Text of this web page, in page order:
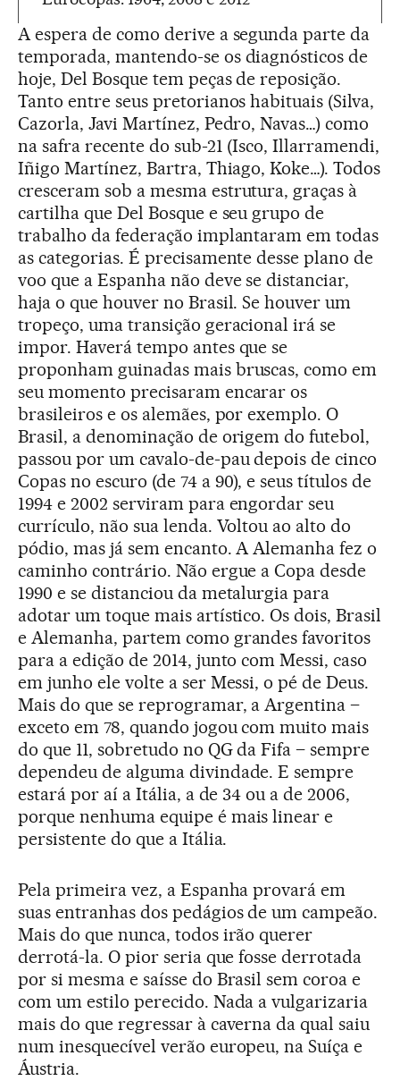
A espera de como derive a segunda parte da
temporada, mantendo-se os diagnósticos de
hoje, Del Bosque tem peças de reposição.
Tanto entre seus pretorianos habituais (Silva,
Cazorla, Javi Martínez, Pedro, Navas…) como
na safra recente do sub-21 (Isco, Illarramendi,
Iñigo Martínez, Bartra, Thiago, Koke…). Todos
cresceram sob a mesma estrutura, graças à
cartilha que Del Bosque e seu grupo de
trabalho da federação implantaram em todas
as categorias. É precisamente desse plano de
voo que a Espanha não deve se distanciar,
haja o que houver no Brasil. Se houver um
tropeço, uma transição geracional irá se
impor. Haverá tempo antes que se
proponham guinadas mais bruscas, como em
seu momento precisaram encarar os
brasileiros e os alemães, por exemplo. O
Brasil, a denominação de origem do futebol,
passou por um cavalo-de-pau depois de cinco
Copas no escuro (de 74 a 90), e seus títulos de
1994 e 2002 serviram para engordar seu
currículo, não sua lenda. Voltou ao alto do
pódio, mas já sem encanto. A Alemanha fez o
caminho contrário. Não ergue a Copa desde
1990 e se distanciou da metalurgia para
adotar um toque mais artístico. Os dois, Brasil
e Alemanha, partem como grandes favoritos
para a edição de 2014, junto com Messi, caso
em junho ele volte a ser Messi, o pé de Deus.
Mais do que se reprogramar, a Argentina –
exceto em 78, quando jogou com muito mais
do que 11, sobretudo no QG da Fifa – sempre
dependeu de alguma divindade. E sempre
estará por aí a Itália, a de 34 ou a de 2006,
porque nenhuma equipe é mais linear e
persistente do que a Itália.
Pela primeira vez, a Espanha provará em
suas entranhas dos pedágios de um campeão.
Mais do que nunca, todos irão querer
derrotá-la. O pior seria que fosse derrotada
por si mesma e saísse do Brasil sem coroa e
com um estilo perecido. Nada a vulgarizaria
mais do que regressar à caverna da qual saiu
num inesquecível verão europeu, na Suíça e
Áustria.